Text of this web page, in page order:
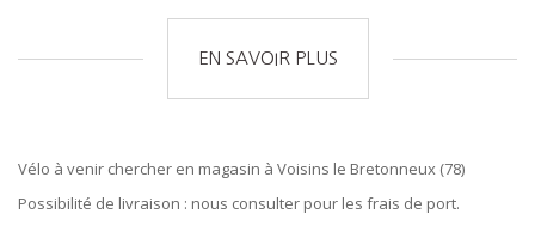
EN SAVOIR PLUS
Vélo à venir chercher en magasin à Voisins le Bretonneux (78)
Possibilité de livraison : nous consulter pour les frais de port.